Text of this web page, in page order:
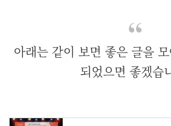
아래는 같이 보면 좋은 글을
되었으면 좋겠습